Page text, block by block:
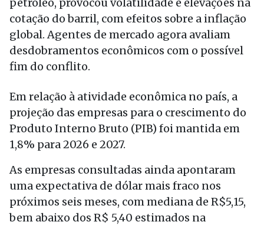
cotação do barril, com efeitos sobre a inflação
global. Agentes de mercado agora avaliam
desdobramentos econômicos com o possível
fim do conflito.
Em relação à atividade econômica no país, a
projeção das empresas para o crescimento do
Produto Interno Bruto (PIB) foi mantida em
1,8% para 2026 e 2027.
As empresas consultadas ainda apontaram
uma expectativa de dólar mais fraco nos
próximos seis meses, com mediana de R$5,15,
bem abaixo dos R$ 5,40 estimados na